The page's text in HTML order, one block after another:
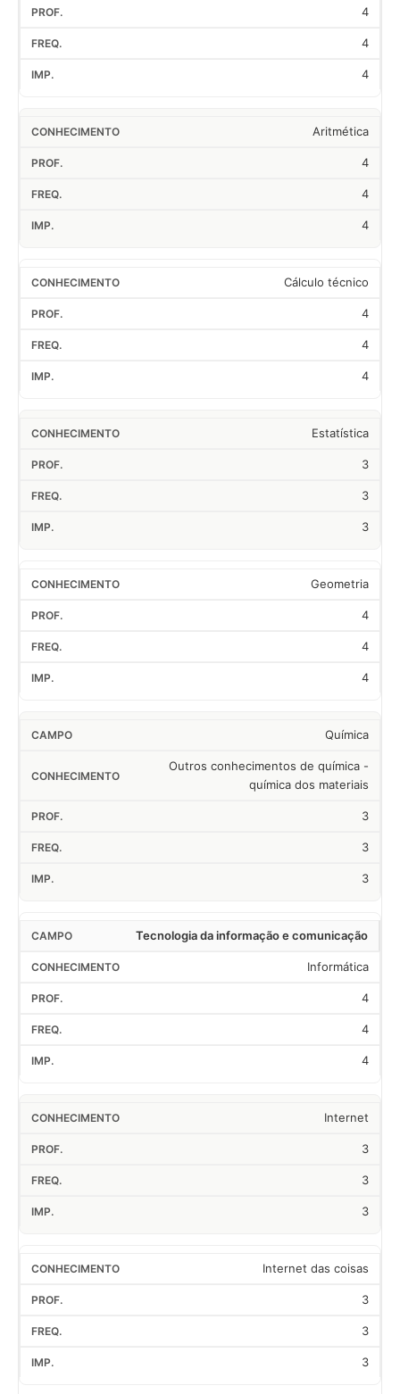
4
4
4
Aritmética
4
4
4
Cálculo técnico
4
4
4
Estatística
3
3
3
Geometria
4
4
4
Química
Outros conhecimentos de química -
química dos materiais
3
3
3
Tecnologia da informação e comunicação
Informática
4
4
4
Internet
3
3
3
Internet das coisas
3
3
3